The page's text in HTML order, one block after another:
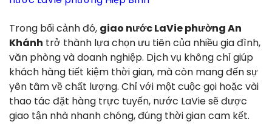
Trong bối cảnh đó, giao nước LaVie phường An
Khánh trở thành lựa chọn ưu tiên của nhiều gia đình,
văn phòng và doanh nghiệp. Dịch vụ không chỉ giúp
khách hàng tiết kiệm thời gian, mà còn mang đến sự
yên tâm về chất lượng. Chỉ với một cuộc gọi hoặc vài
thao tác đặt hàng trực tuyến, nước LaVie sẽ được
giao tận nhà nhanh chóng, đúng thời gian cam kết.